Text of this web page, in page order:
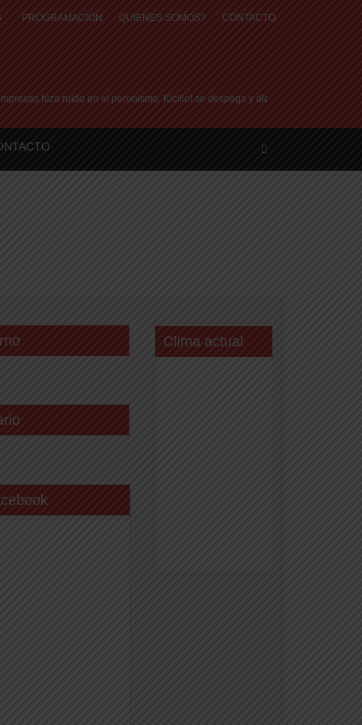
PROGRAMACIÓN QUIENES SOMOS? CONTACTO
hizo ruido en el peronismo: Kicillof se despega y dice que en la Provincia
Clima actual